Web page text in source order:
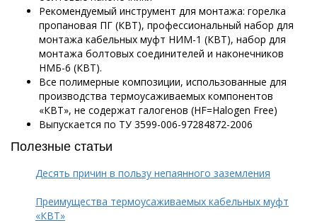
Рекомендуемый инструмент для монтажа: горелка
пропановая ПГ (КВТ), профессиональный набор для
монтажа кабельных муфт НИМ-1 (КВТ), набор для
монтажа болтовых соединителей и наконечников
НМБ-6 (КВТ).
Все полимерные композиции, использованные для
производства термоусаживаемых компонентов
«КВТ», не содержат галогенов (HF=Halogen Free)
Выпускается по ТУ 3599-006-97284872-2006
Полезные статьи
Десять причин в пользу непаянного заземления
Преимущества термоусаживаемых кабельных муфт
«КВТ»